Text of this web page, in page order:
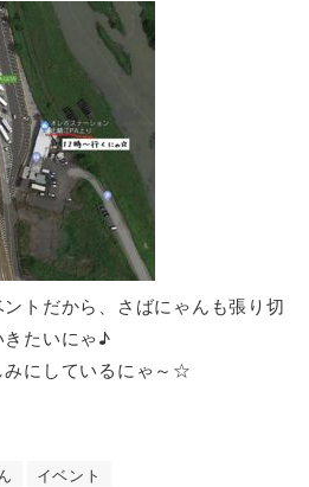
トだから、さばにゃんも張り切
きたいにゃ♪
みにしているにゃ～☆
イベント